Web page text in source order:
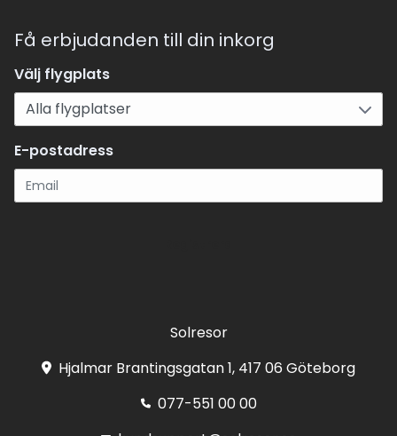
Få erbjudanden till din inkorg
Välj flygplats
E-postadress
Solresor
Hjalmar Brantingsgatan 1, 417 06 Göteborg
077-551 00 00